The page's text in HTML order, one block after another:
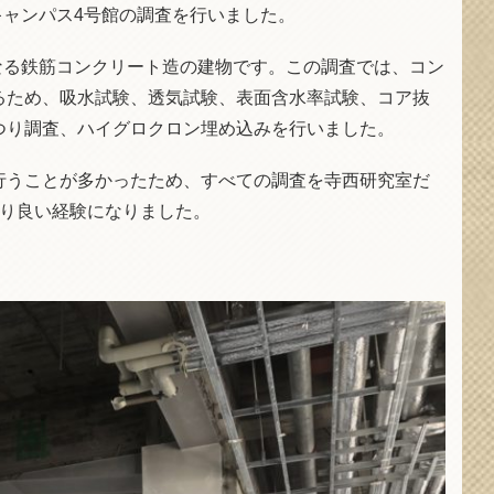
ンパス4号館の調査を行いました。
鉄筋コンクリート造の建物です。この調査では、コン
め、吸水試験、透気試験、表面含水率試験、コア抜
調査、ハイグロクロン埋め込みを行いました。
ことが多かったため、すべての調査を寺西研究室だ
良い経験になりました。